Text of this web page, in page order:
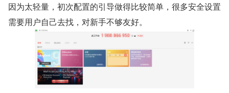
因为太轻量，初次配置的引导做得比较简单，很多安全设置
需要用户自己去找，对新手不够友好。